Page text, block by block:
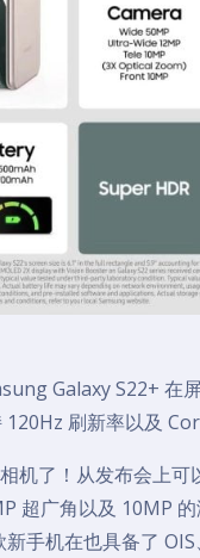
Galaxy S22+ 在
刷新率以及
机了！从发布会上
超广角以及 10MP
手机在也具备了